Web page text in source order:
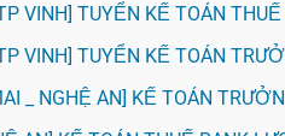
VINH] TUYỂN KẾ TOÁN
VINH] TUYỂN KẾ TOÁN
_ NGHỆ AN] KẾ TOÁN